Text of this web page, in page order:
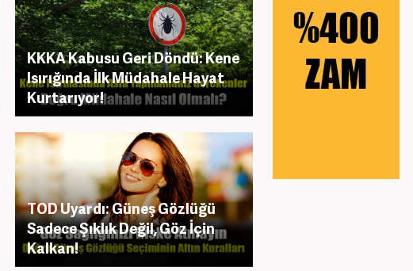
KKKA Kabusu Geri Döndü: Kene
Isırığında İlk Müdahale Hayat
Kurtarıyor!
TOD Uyardı: Güneş Gözlüğü
Sadece Şıklık Değil, Göz İçin
Kalkan!